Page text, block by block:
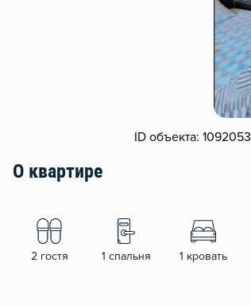
ID объекта: 1092053
О квартире
2 гостя 1 спальня 1 кровать